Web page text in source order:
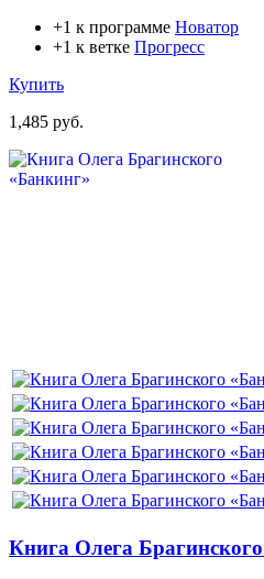
+1 к программе Новатор
+1 к ветке Прогресс
Купить
1,485 руб.
Книга Олега